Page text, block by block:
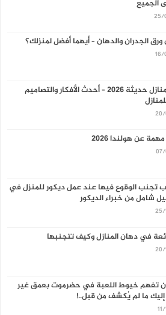
الجميع
25/
ورق الجدران والدهان – أيهما أفضل لمنزلك؟
ديكورات منازل حديثة 2026 – أحدث الأفكار والتصاميم
عن هولندا 2026
تجنب الوقوع فيها عند عمل ديكور للمنزل في
في دهان المنازل وكيف تتجنبها
تفهم خيوط اللعبة في حضرموت بعمق غير
ما لم يُكشف من قبل..!